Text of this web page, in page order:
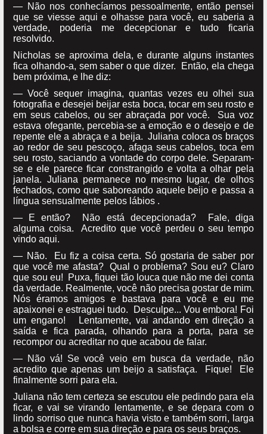
— Não nos conhecíamos pessoalmente, então pensei
que se viesse aqui e olhasse para você, eu saberia a
verdade, poderia me decepcionar e tudo ficaria
resolvido.
Nicholas se aproxima dela, e durante alguns instantes
fica olhando-a, sem saber o que dizer. Então, ela chega
bem próxima, e lhe diz:
— Você sequer imagina, quantas vezes eu olhei sua
fotografia e desejei beijar esta boca, tocar em seu rosto e
em seus cabelos, ou ser abraçada por você. Sua voz
estava ofegante, percebia-se a emoção e o desejo e de
repente ele a abraça e a beija. Juliana coloca os braços
ao redor de seu pescoço, afaga seus cabelos, toca em
seu rosto, saciando a vontade do corpo dele. Separam-
se e ele parece ficar constrangido e volta a olhar pela
janela. Juliana permanece no mesmo lugar, de olhos
fechados, como que saboreando aquele beijo e passa a
língua sensualmente pelos lábios .
— E então? Não está decepcionada? Fale, diga
alguma coisa. Acredito que você perdeu o seu tempo
vindo aqui.
— Não. Eu fiz a coisa certa. Só gostaria de saber por
que você me afasta? Qual o problema? Sou eu? Claro
que sou eu! Puxa, fiquei tão louca que não me dei conta
da verdade. Realmente, você não precisa gostar de mim.
Nós éramos amigos e bastava para você e eu me
apaixonei e estraguei tudo. Desculpe... Vou embora! Foi
um engano! Lentamente, vai andando em direção a
saída e fica parada, olhando para a porta, para se
recompor ou acreditar no que acabou de falar.
— Não vá! Se você veio em busca da verdade, não
acredito que apenas um beijo a satisfaça. Fique! Ele
finalmente sorri para ela.
Juliana não tem certeza se escutou ele pedindo para ela
ficar, e vai se virando lentamente, e se depara com o
lindo sorriso que nunca havia visto e também sorri, larga
a bolsa e corre em sua direção e para os seus braços.